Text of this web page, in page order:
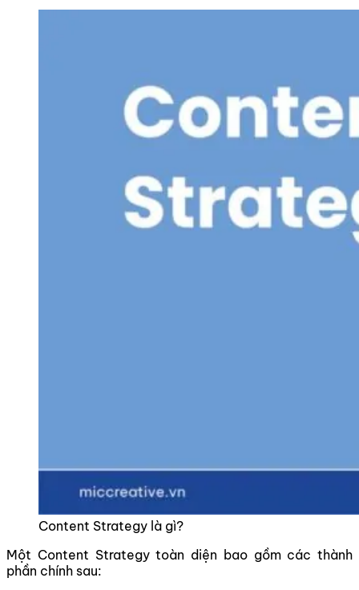
Content Strategy là gì?
Một Content Strategy toàn diện bao gồm các thành
phần chính sau: